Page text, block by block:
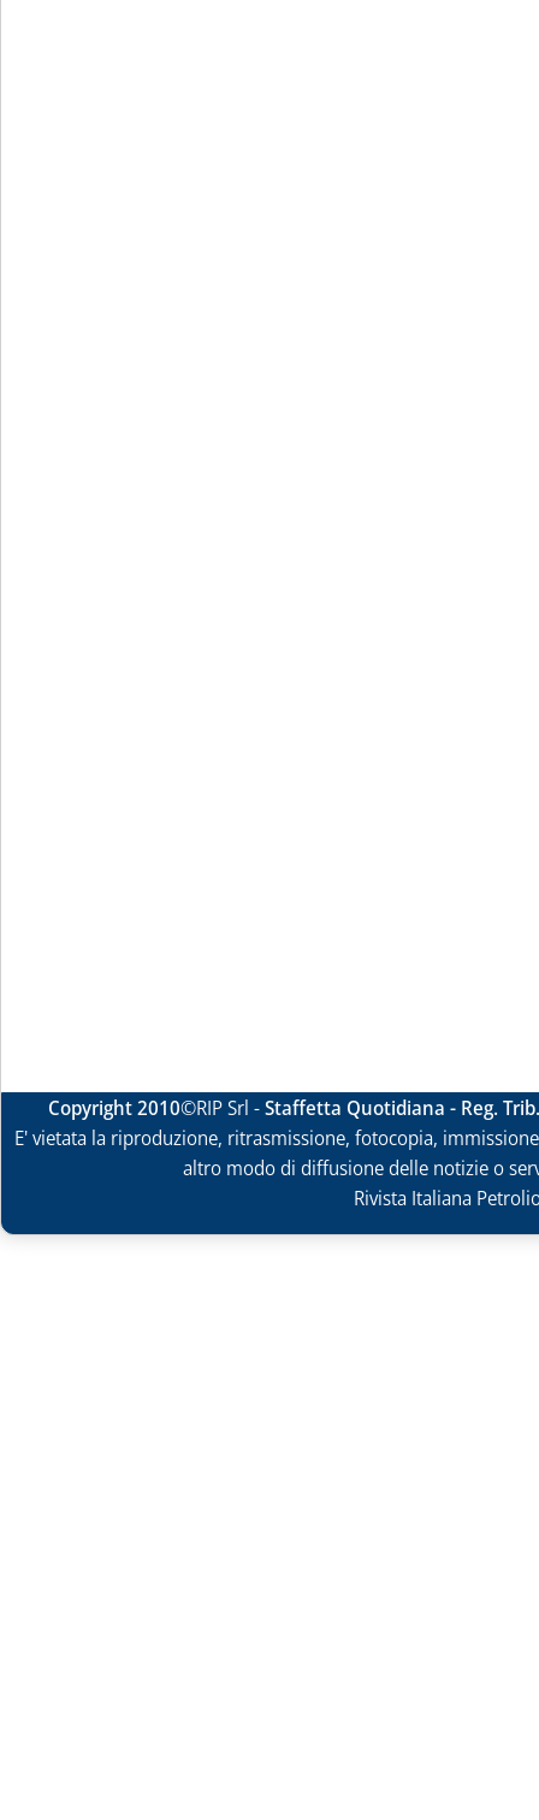
Copyright 2010©RIP Srl -Staffetta Quotidiana - Reg.
E' vietata la riproduzione, ritrasmissione, fotocopia,
altro modo di diffusione delle notizie o
Rivista Italiana